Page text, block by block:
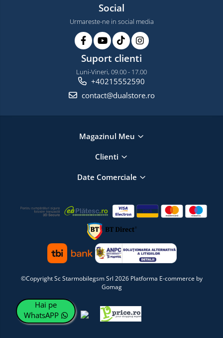
Social
Urmareste-ne in social media
Suport clienti
Luni-Vineri, 09.00 - 17.00
+40215552590
contact@dualstore.ro
Magazinul Meu
Clienti
Date Comerciale
©Copyright Sc Starmobilegsm Srl 2026 Platforma E-commerce by
Gomag
Hai pe
WhatsAPP